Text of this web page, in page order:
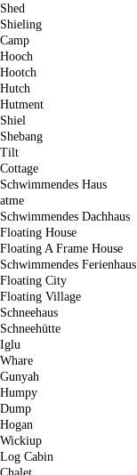
Shed
Shieling
Camp
Hooch
Hootch
Hutch
Hutment
Shiel
Shebang
Tilt
Cottage
Schwimmendes Haus
atme
Schwimmendes Dachhaus
Floating House
Floating A Frame House
Schwimmendes Ferienhaus
Floating City
Floating Village
Schneehaus
Schneehütte
Iglu
Whare
Gunyah
Humpy
Dump
Hogan
Wickiup
Log Cabin